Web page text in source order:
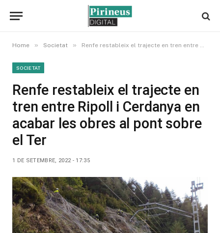
Home » Societat » Renfe restableix el trajecte en tren entre Ripoll i Cerdanya en acabar les obres al pont sobre el Ter
SOCIETAT
Renfe restableix el trajecte en
tren entre Ripoll i Cerdanya en
acabar les obres al pont sobre
el Ter
1 DE SETEMBRE, 2022 - 17:35